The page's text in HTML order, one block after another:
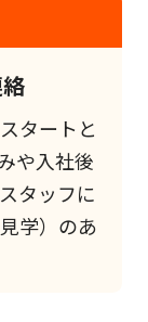
タートと
や入社後
タッフに
学）のあ